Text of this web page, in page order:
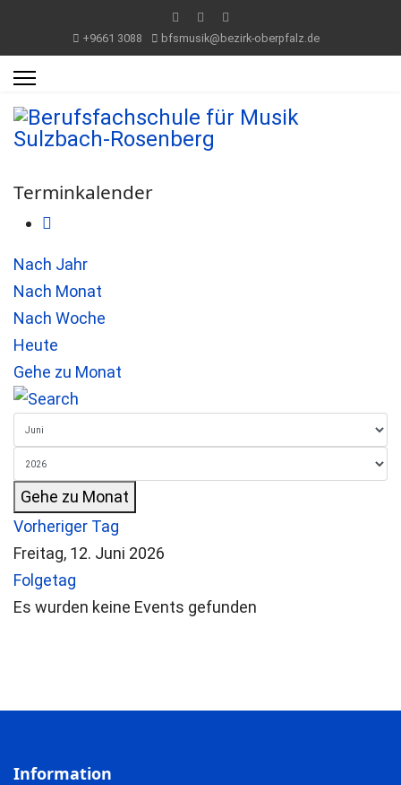
+9661 3088 bfsmusik@bezirk-oberpfalz.de
Terminkalender
Nach Jahr
Nach Monat
Nach Woche
Heute
Gehe zu Monat
Gehe zu Monat
Vorheriger Tag
Freitag, 12. Juni 2026
Folgetag
Es wurden keine Events gefunden
Information